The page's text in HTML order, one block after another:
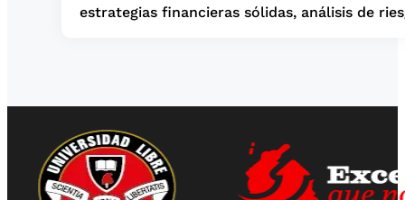
estrategias financieras sólidas, análisis de